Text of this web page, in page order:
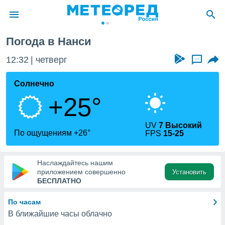
о
Вы можете
к этому
доступ
Погода в Нанси
12:32 четверг ...
Солнечно
+25°
По ощущениям +26°
UV7 Высокий
FPS 15-25
Наслаждайтесь нашим
приложением совершенно
БЕСПЛАТНО
Установить
По часам
В ближайшие часы облачно